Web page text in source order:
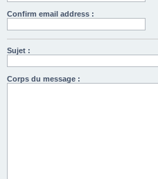
Confirm email address :
Sujet :
Corps du message :